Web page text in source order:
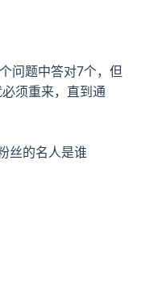
问题中答对7个，但
须重来，直到通
丝的名人是谁